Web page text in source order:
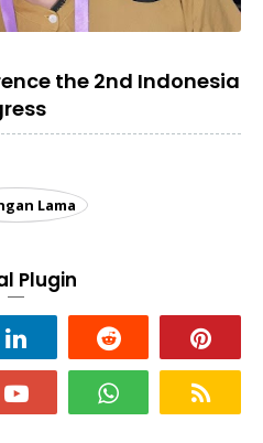
the 2nd Indonesia
Lama
Plugin